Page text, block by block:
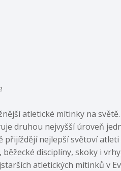
atletické mítinky na
druhou nejvyšší úroveň
nejlepší světoví
disciplíny, skoky i
atletických mítinků v